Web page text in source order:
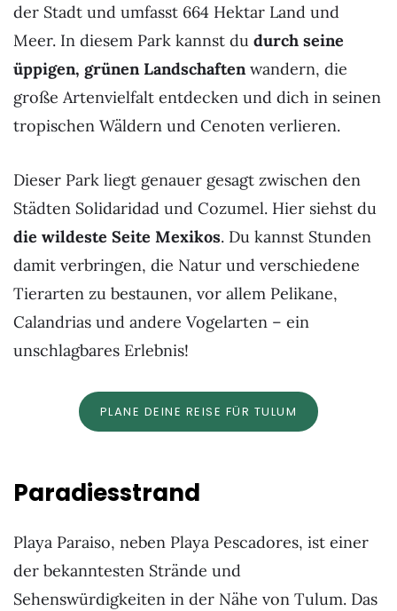
der Stadt und umfasst 664 Hektar Land und
Meer. In diesem Park kannst du durch seine
üppigen, grünen Landschaftenwandern, die
große Artenvielfalt entdecken und dich in seinen
tropischen Wäldern und Cenoten verlieren.
Dieser Park liegt genauer gesagt zwischen den
Städten Solidaridad und Cozumel. Hier siehst du
die wildeste Seite Mexikos. Du kannst Stunden
damit verbringen, die Natur und verschiedene
Tierarten zu bestaunen, vor allem Pelikane,
Calandrias und andere Vogelarten – ein
unschlagbares Erlebnis!
PLANE DEINE REISE FÜR TULUM
Paradiesstrand
Playa Paraiso, neben Playa Pescadores, ist einer
der bekanntesten Strände und
Sehenswürdigkeiten in der Nähe von Tulum. Das